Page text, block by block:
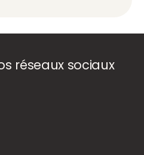
réseaux sociaux